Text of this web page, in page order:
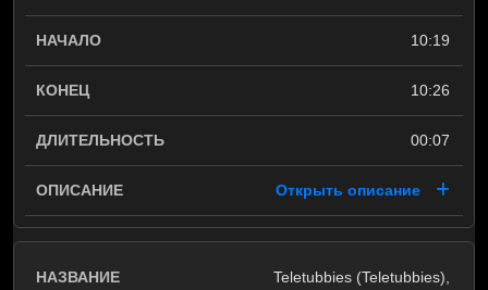
10:19
10:26
00:07
Открыть описание
Teletubbies (Teletubbies),